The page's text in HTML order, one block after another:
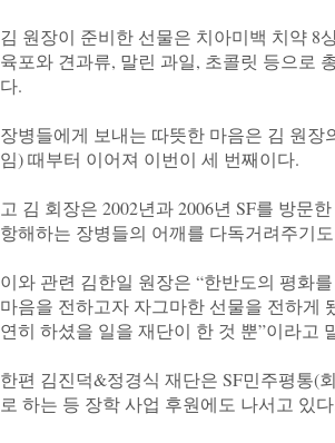
김 원장이 준비한 선물은 치아미백 치약 8
육포와 견과류, 말린 과일, 초콜릿 등으로
다.
장병들에게 보내는 따뜻한 마음은 김 원
임) 때부터 이어져 이번이 세 번째이다.
고 김 회장은 2002년과 2006년 SF를 방문
항해하는 장병들의 어깨를 다독거려주기
이와 관련 김한일 원장은 “한반도의 평화
마음을 전하고자 자그마한 선물을 전하게
연히 하셨을 일을 재단이 한 것 뿐”이라고
한편 김진덕&정경식 재단은 SF민주평통(
로 하는 등 장학 사업 후원에도 나서고 있